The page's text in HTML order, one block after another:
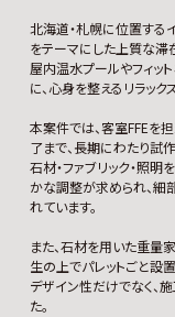
北海道・札幌に位置する
をテーマにした上質な滞
屋内温水プールやフィッ
に、心身を整えるリラック
本案件では、客室FFEを
了まで、長期にわたり試
石材・ファブリック・照
かな調整が求められ、細
れています。
また、石材を用いた重量
生の上でパレットごと設
デザイン性だけでなく、
た。